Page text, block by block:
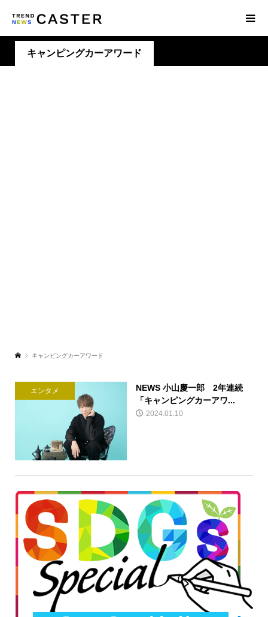
キャンピングカーアワード
キャンピングカーアワード
エンタメ
NEWS 小山慶一郎 2年連続
「キャンピングカーアワ...
2024.01.10